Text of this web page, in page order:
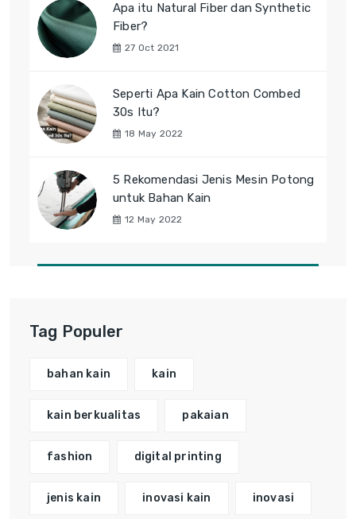
Apa itu Natural Fiber dan Synthetic
Fiber?
27 Oct 2021
Seperti Apa Kain Cotton Combed
30s Itu?
18 May 2022
5 Rekomendasi Jenis Mesin Potong
untuk Bahan Kain
12 May 2022
Tag Populer
bahan kain kain
kain berkualitas pakaian
fashion digital printing
jenis kain inovasi kain inovasi